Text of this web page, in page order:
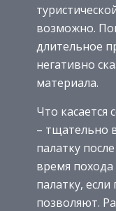
возможно.
длительное
негативно
материала.
Что касается
– тщательно
палатку
время
палатку,
позволяют.